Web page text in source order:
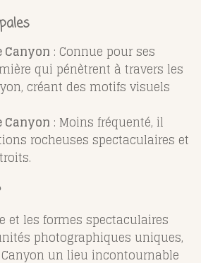
Canyon : Connue pour ses
qui pénètrent à travers les
créant des motifs visuels
Canyon : Moins fréquenté, il
rocheuses spectaculaires et
et les formes spectaculaires
photographiques uniques,
un lieu incontournable